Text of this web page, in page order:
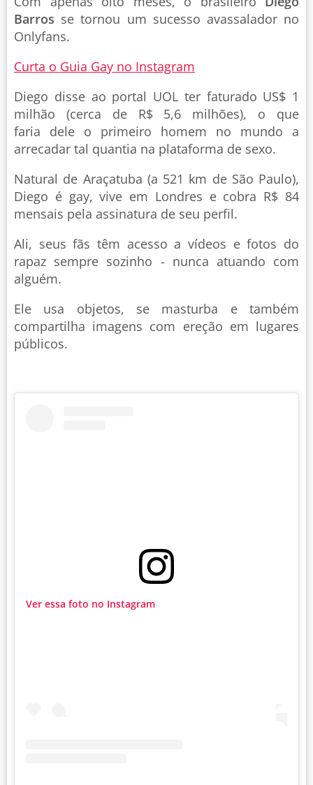
Barros se tornou um sucesso avassalador no
Onlyfans.
Curta o Guia Gay no Instagram
Diego disse ao portal UOL ter faturado US$ 1
milhão (cerca de R$ 5,6 milhões), o que
faria dele o primeiro homem no mundo a
arrecadar tal quantia na plataforma de sexo.
Natural de Araçatuba (a 521 km de São Paulo),
Diego é gay, vive em Londres e cobra R$ 84
mensais pela assinatura de seu perfil.
Ali, seus fãs têm acesso a vídeos e fotos do
rapaz sempre sozinho - nunca atuando com
alguém.
Ele usa objetos, se masturba e também
compartilha imagens com ereção em lugares
públicos.
Ver essa foto no Instagram